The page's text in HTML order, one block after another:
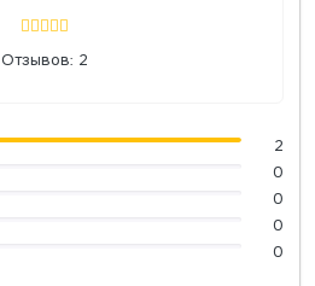
Отзывов: 2
2
0
0
0
0